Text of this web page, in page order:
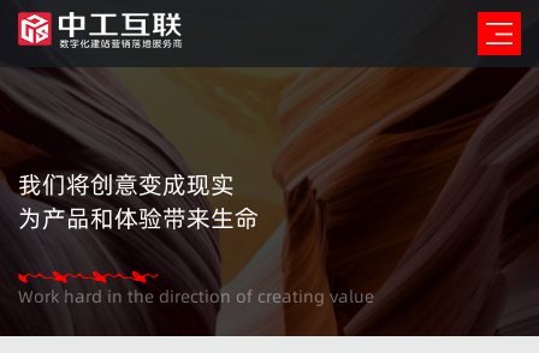
我们将创意变成现实
为产品和体验带来生命
Work hard in the direction of creating value